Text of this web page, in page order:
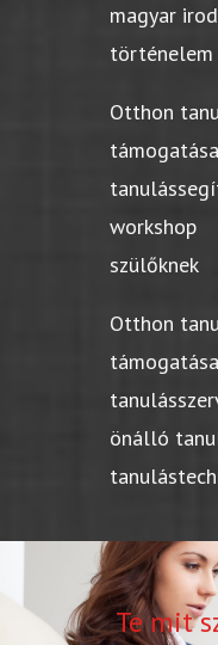
magyar
történelem
Otthon
workshop
szülőknek
Otthon
önálló
Te mit